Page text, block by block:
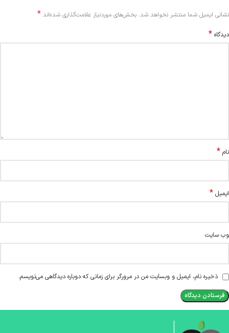
نشانی ایمیل شما منتشر نخواهد شد. بخش‌های موردنیاز علامت‌گذاری شده‌اند *
دیدگاه *
نام *
ایمیل *
وب‌ سایت
ذخیره نام، ایمیل و وبسایت من در مرورگر برای زمانی که دوباره دیدگاهی می‌نویسم.
Alternative: